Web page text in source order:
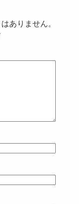
ありません。